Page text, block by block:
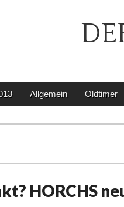
Allgemein Oldtimer
HORCHS